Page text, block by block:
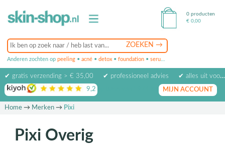
Anderen zochten op peeling • acné • detox • foundation • serum
0 producten
€ 0,00
✔ gratis verzending > € 35,00 ✔ professioneel advies
✔ alles uit voorraad leverbaar
9,2 op basis van beoordelingen
MIJN ACCOUNT
Home→ Merken→ Pixi
Pixi Overig